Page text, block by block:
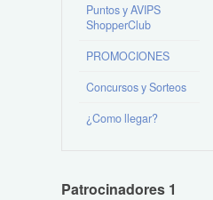
Puntos y AVIPS
ShopperClub
PROMOCIONES
Concursos y Sorteos
¿Como llegar?
Patrocinadores 1